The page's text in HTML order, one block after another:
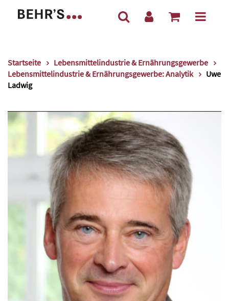
Startseite
Lebensmittelindustrie & Ernährungsgewerbe
Lebensmittelindustrie & Ernährungsgewerbe: Analytik
Uwe
Ladwig